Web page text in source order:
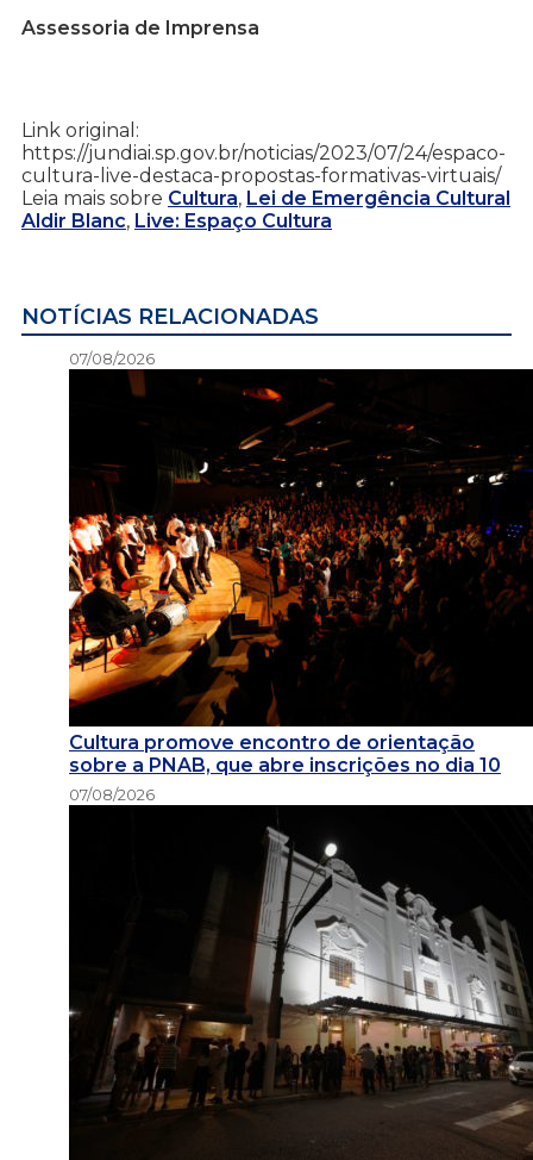
Assessoria de Imprensa
Link original:
https://jundiai.sp.gov.br/noticias/2023/07/24/espaco-
cultura-live-destaca-propostas-formativas-virtuais/
Leia mais sobre Cultura, Lei de Emergência Cultural
Aldir Blanc, Live: Espaço Cultura
NOTÍCIAS RELACIONADAS
07/08/2026
Cultura promove encontro de orientação
sobre a PNAB, que abre inscrições no dia 10
07/08/2026